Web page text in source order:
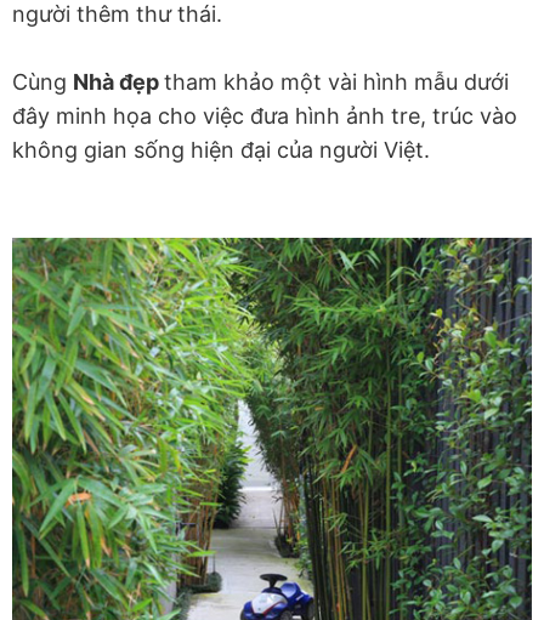
người thêm thư thái.
Cùng Nhà đẹptham khảo một vài hình mẫu dưới
đây minh họa cho việc đưa hình ảnh tre, trúc vào
không gian sống hiện đại của người Việt.